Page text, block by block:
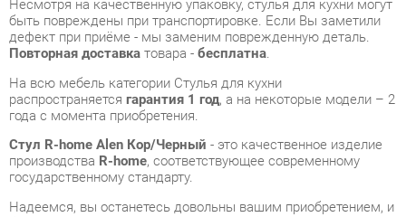
распространяетсягарантия 1 год, а на некоторые модели – 2
года с момента приобретения.
Стул R-home Alen Кор/Черный- это качественное изделие
государственному стандарту.
Надеемся, вы останетесь довольны вашим приобретением, и
будем рады, если вы оставите отзыв об опыте его
использования, который поможет сориентироваться нашим
будущим покупателям.
Кроме формы
обратной связи
консультацию, фото и видеообзор продукции вы можете по